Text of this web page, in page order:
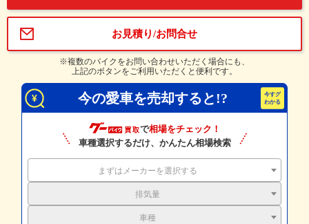
お見積り/お問合せ
※複数のバイクをお問い合わせいただく場合にも、
上記のボタンをご利用いただくと便利です。
今の愛車を売却すると!?
で相場をチェック！
車種選択するだけ、かんたん相場検索
まずはメーカーを選択する
排気量
車種